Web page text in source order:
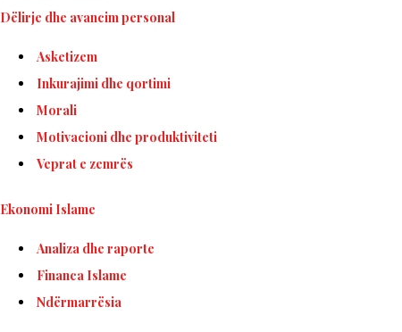
Dëlirje dhe avancim personal
Asketizem
Inkurajimi dhe qortimi
Morali
Motivacioni dhe produktiviteti
Veprat e zemrës
Ekonomi Islame
Analiza dhe raporte
Financa Islame
Ndërmarrësia